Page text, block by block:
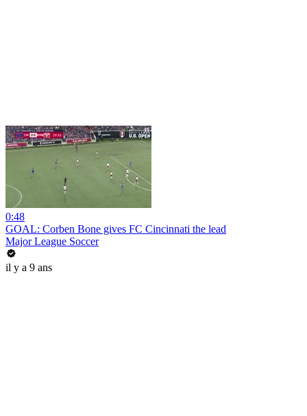
0:48
GOAL: Corben Bone gives FC Cincinnati the lead
Major League Soccer
il y a 9 ans